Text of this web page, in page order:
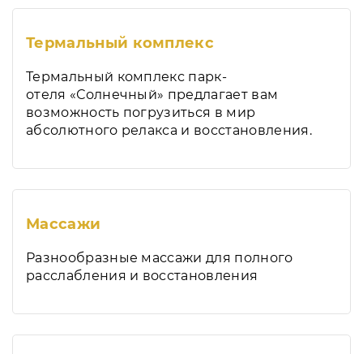
Термальный комплекс
Термальный комплекс парк-
отеля «Солнечный» предлагает вам
возможность погрузиться в мир
абсолютного релакса и восстановления.
Массажи
Разнообразные массажи для полного
расслабления и восстановления